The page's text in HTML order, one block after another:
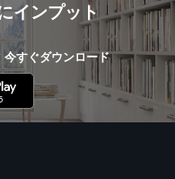
インプット
今すぐダウンロード